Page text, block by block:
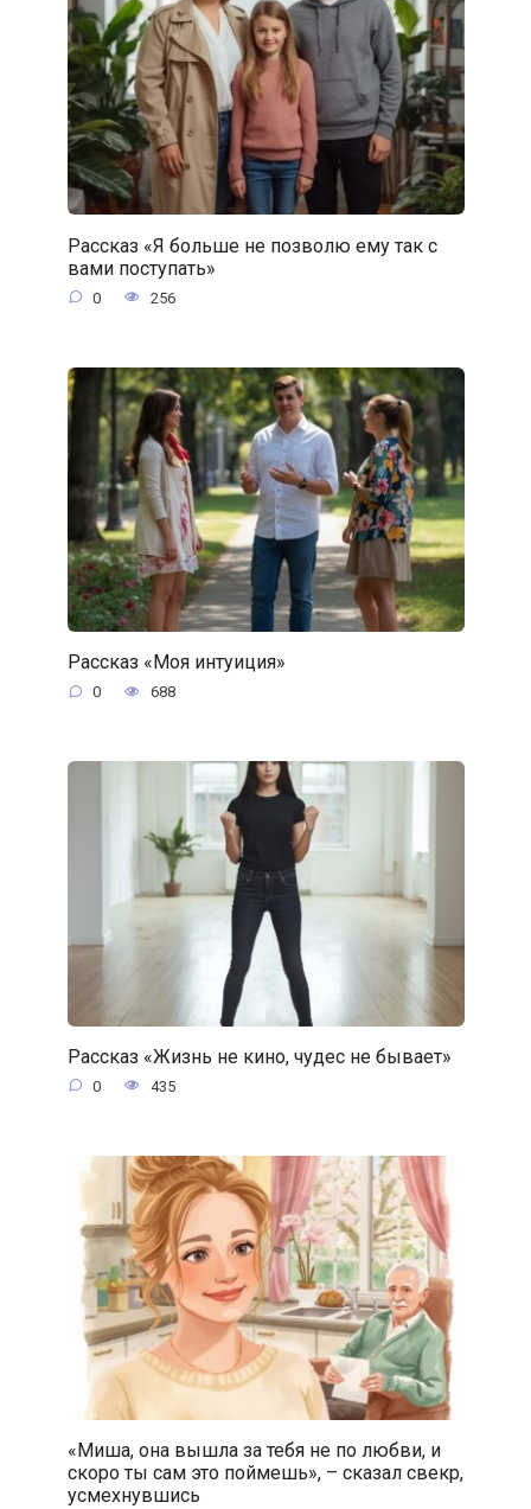
Рассказ «Я больше не позволю ему так с
вами поступать»
0 256
Рассказ «Моя интуиция»
0 688
Рассказ «Жизнь не кино, чудес не бывает»
0 435
«Миша, она вышла за тебя не по любви, и
скоро ты сам это поймешь», – сказал свекр,
усмехнувшись